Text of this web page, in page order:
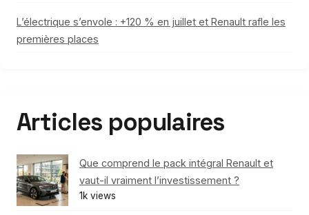
L’électrique s’envole : +120 % en juillet et Renault rafle les
premières places
Articles populaires
Que comprend le pack intégral Renault et
vaut-il vraiment l’investissement ?
1k views